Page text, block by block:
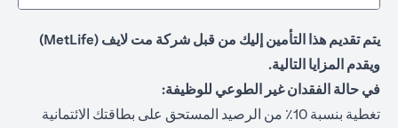
يتم تقديم هذا التأمين إليك من قبل شركة مت لايف (MetLife)
ويقدم المزايا التالية.
في حالة الفقدان غير الطوعي للوظيفة:
تغطية بنسبة 10٪ من الرصيد المستحق على بطاقتك الائتمانية